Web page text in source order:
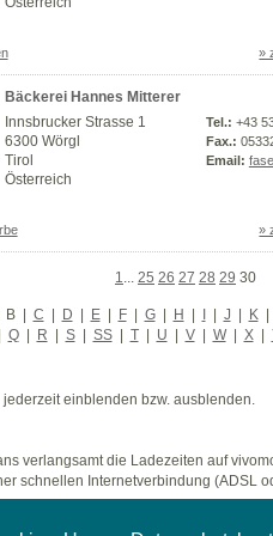
»
Bäckerei Hannes Mitterer
Innsbrucker Strasse 1
6300 Wörgl
Tirol
Österreich
Tel.: +43
Fax.:
Email:
»
1 25 26 27 28 29 30
B| C | D | E | F | G | H | I | J | K |
Q | R | S | SS | T | U | V | W | X |
einblenden bzw. ausblenden.
verlangsamt die Ladezeiten auf
schnellen Internetverbindung (ADSL